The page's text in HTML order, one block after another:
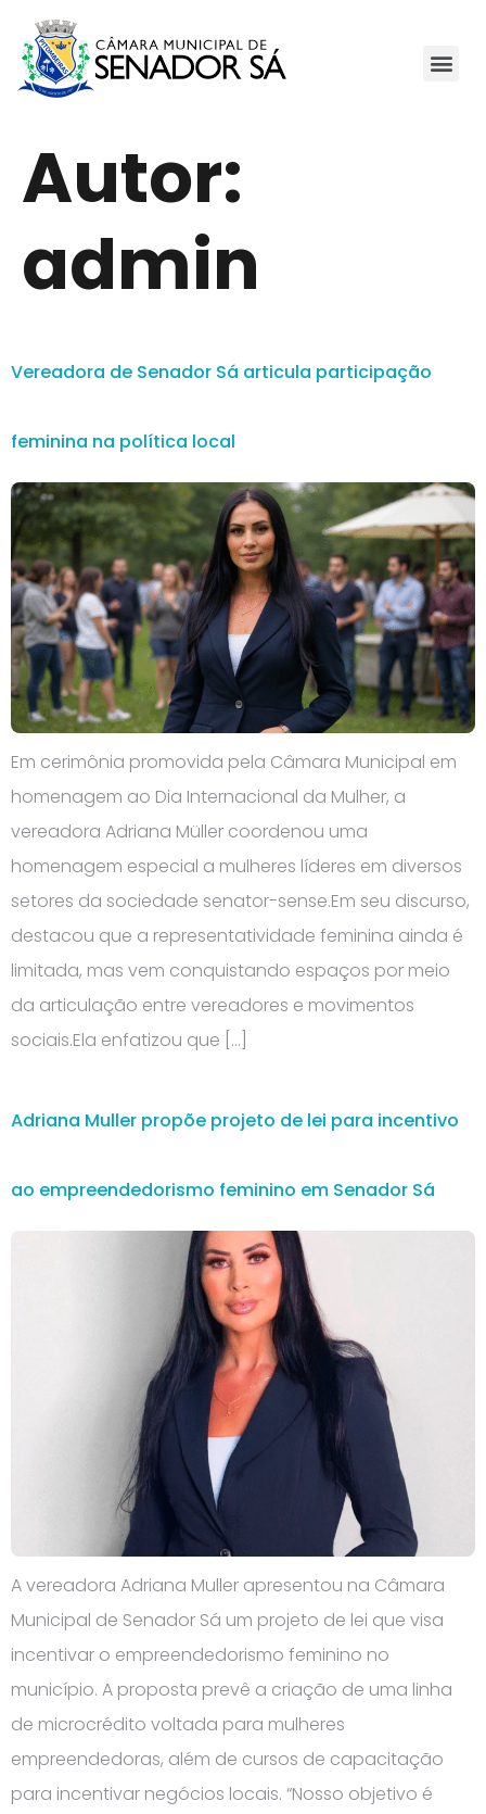
Autor:
admin
Vereadora de Senador Sá articula participação
feminina na política local
Em cerimônia promovida pela Câmara Municipal em
homenagem ao Dia Internacional da Mulher, a
vereadora Adriana Müller coordenou uma
homenagem especial a mulheres líderes em diversos
setores da sociedade senator-sense.Em seu discurso,
destacou que a representatividade feminina ainda é
limitada, mas vem conquistando espaços por meio
da articulação entre vereadores e movimentos
sociais.Ela enfatizou que […]
Adriana Muller propõe projeto de lei para incentivo
ao empreendedorismo feminino em Senador Sá
A vereadora Adriana Muller apresentou na Câmara
Municipal de Senador Sá um projeto de lei que visa
incentivar o empreendedorismo feminino no
município. A proposta prevê a criação de uma linha
de microcrédito voltada para mulheres
empreendedoras, além de cursos de capacitação
para incentivar negócios locais. “Nosso objetivo é